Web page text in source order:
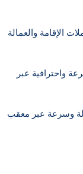
الإقامة والعمالة
واحترافية عبر
وسرعة عبر معقب